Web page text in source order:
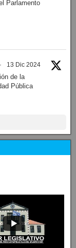
Parlamento
· 13 Dic 2024
de la
Pública